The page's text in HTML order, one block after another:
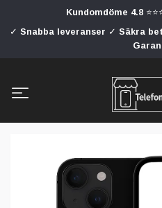
Kundomdöme 4.8
✓ Snabba leveranser ✓ Säkra